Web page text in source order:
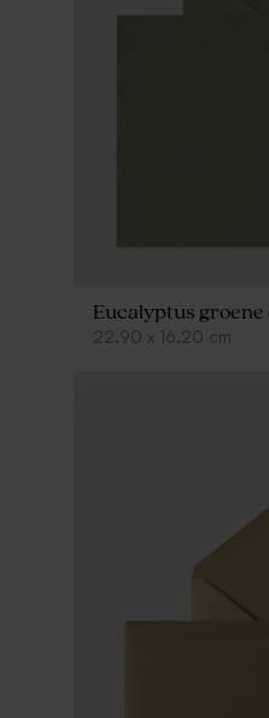
Eucalyptus
22,90 x 16,20 cm